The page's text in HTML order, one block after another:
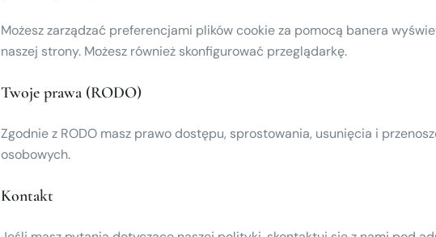
Możesz zarządzać preferencjami plików cookie za pomocą banera
naszej strony. Możesz również skonfigurować przeglądarkę.
Twoje prawa (RODO)
Zgodnie z RODO masz prawo dostępu, sprostowania, usunięcia i
osobowych.
Kontakt